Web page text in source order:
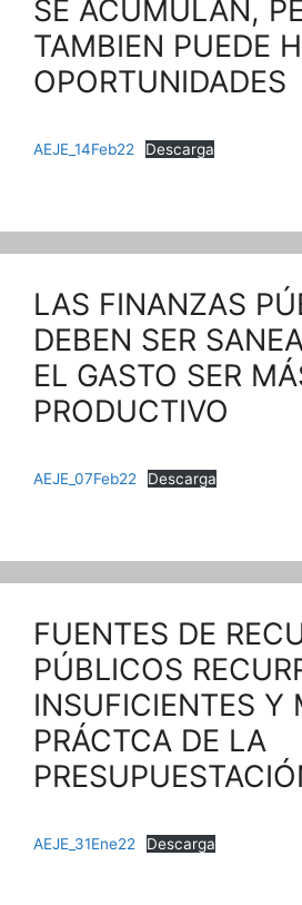
SE ACUMULAN,
TAMBIEN PUEDE
OPORTUNIDADES
AEJE_14Feb22 Descarga
LAS FINANZAS
DEBEN SER
EL GASTO SER
PRODUCTIVO
AEJE_07Feb22 Descarga
FUENTES DE
PÚBLICOS
INSUFICIENTES Y
PRÁCTCA DE LA
AEJE_31Ene22 Descarga